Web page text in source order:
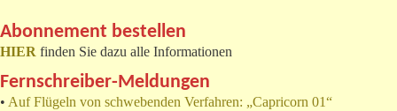
Abonnement bestellen
HIER finden Sie dazu alle Informationen
Fernschreiber-Meldungen
• Auf Flügeln von schwebenden Verfahren: „Capricorn 01“